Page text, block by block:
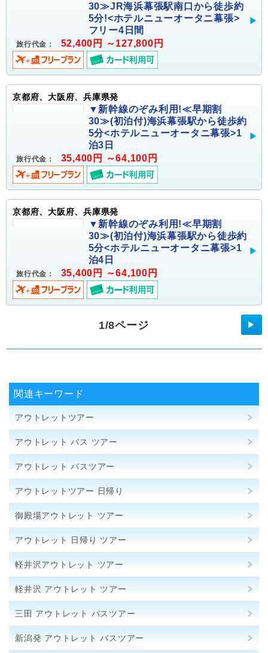
30≫JR海浜幕張駅南口から徒歩約
5分!<ホテルニューオータニ幕張>
フリー4日間
旅行代金： 52,400円 ～127,800円
京都府、大阪府、兵庫県発
▼新幹線のぞみ利用!≪早期割
30≫(初泊付)海浜幕張駅から徒歩約
5分<ホテルニューオータニ幕張>1
泊3日
旅行代金： 35,400円 ～64,100円
京都府、大阪府、兵庫県発
▼新幹線のぞみ利用!≪早期割
30≫(初泊付)海浜幕張駅から徒歩約
5分<ホテルニューオータニ幕張>1
泊4日
旅行代金： 35,400円 ～64,100円
1/8ページ ▶
関連キーワード
アウトレットツアー
アウトレット バス ツアー
アウトレット バスツアー
アウトレットツアー 日帰り
御殿場アウトレット ツアー
アウトレット 日帰り ツアー
軽井沢アウトレット ツアー
軽井沢 アウトレット ツアー
三田 アウトレット バスツアー
新潟発 アウトレット バスツアー